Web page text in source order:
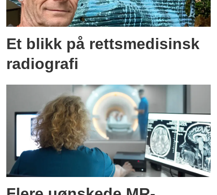
Et blikk på rettsmedisinsk
radiografi